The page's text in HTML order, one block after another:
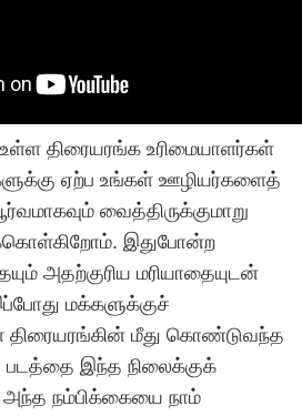
உள்ள திரையரங்க உரிமையாளர்கள்
ஏற்ப உங்கள் ஊழியர்களைத்
வைத்திருக்குமாறு
. இதுபோன்ற
அதற்குரிய மரியாதையுடன்
மக்களுக்குச்
திரையரங்கின் மீது கொண்டுவந்த
இந்த நிலைக்குக்
அந்த நம்பிக்கையை நாம்